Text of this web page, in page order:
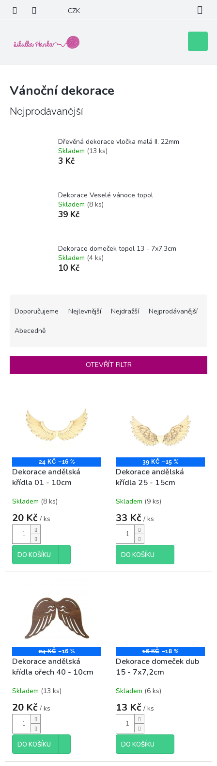
obsah
CZK
košík
Vánoční dekorace
Nejprodávanější
Dřevěná dekorace vločka malá II. 22mm
Skladem (13 ks)
3 Kč
Dekorace Veselé vánoce topol
Skladem (8 ks)
39 Kč
Dekorace domeček topol 13 - 7x7,3cm
Skladem (4 ks)
10 Kč
e
r
Doporučujeme Nejlevnější Nejdražší Nejprodávanější
Abecedně
OTEVŘÍT FILTR
d
u
t
ů
24 KČ –16 %
Dekorace andělská
křídla 01 - 10cm
Skladem (8 ks)
20 Kč / ks
DO KOŠÍKU
39 KČ –15 %
Dekorace andělská
křídla 25 - 15cm
Skladem (9 ks)
33 Kč / ks
DO KOŠÍKU
24 KČ –16 %
Dekorace andělská
křídla ořech 40 - 10cm
Skladem (13 ks)
20 Kč / ks
DO KOŠÍKU
16 KČ –18 %
Dekorace domeček dub
15 - 7x7,2cm
Skladem (6 ks)
13 Kč / ks
DO KOŠÍKU